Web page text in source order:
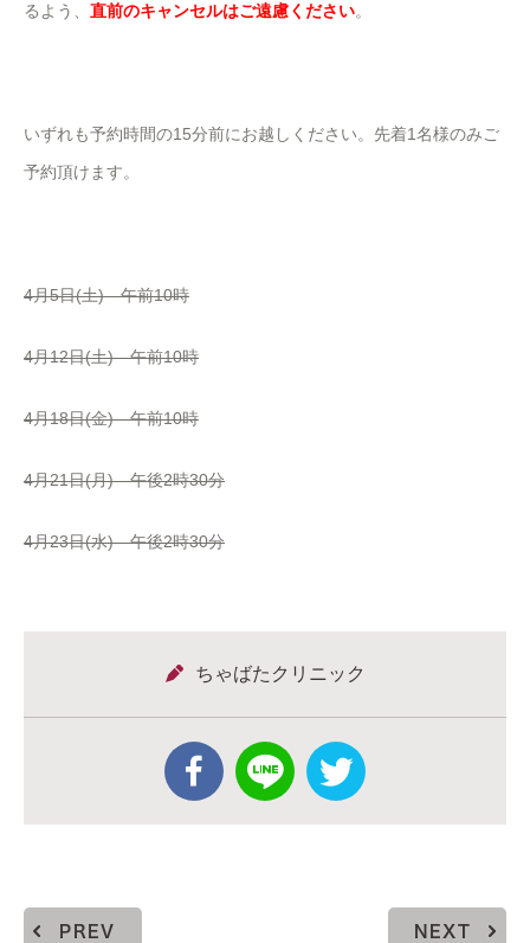
るよう、 直前のキャンセルはご遠慮ください。
いずれも予約時間の15分前にお越しください。先着1名様のみご
予約頂けます。
4月5日(土) 午前10時
4月12日(土) 午前10時
4月18日(金) 午前10時
4月21日(月) 午後2時30分
4月23日(水) 午後2時30分
ちゃばたクリニック
PREV NEXT